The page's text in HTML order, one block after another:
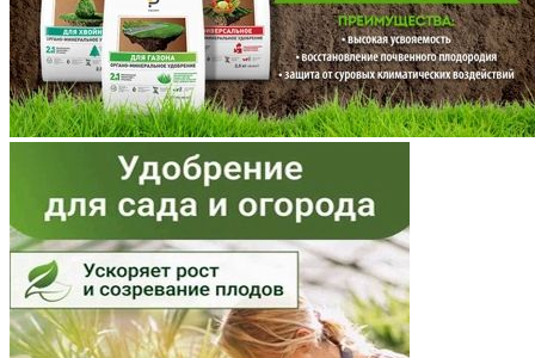
Мурманская область
Ненецкий АО
Нижегородская область
Новгородская область
Новосибирская область
Омская область
Оренбургская область